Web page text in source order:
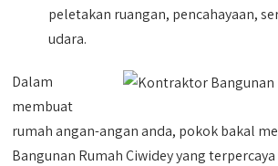
peletakan ruangan, pencahayaan,
udara.
Dalam
membuat
rumah angan-angan anda, pokok bakal
Bangunan Rumah Ciwidey yang